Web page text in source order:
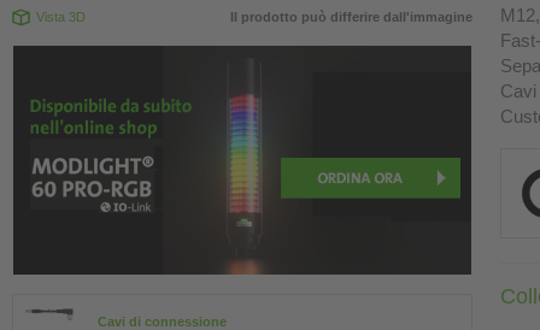
Vista 3D Il prodotto può differire dall'immagine
Cavi di connessione